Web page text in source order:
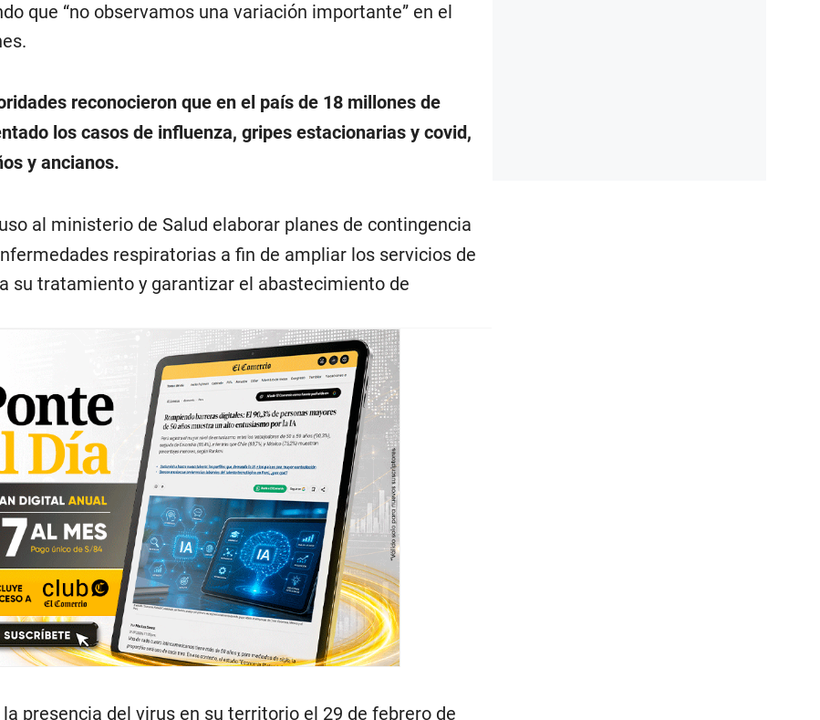
que “no observamos una variación importante” en el
reconocieron que en el país de 18 millones de
los casos de influenza, gripes estacionarias y covid,
y ancianos.
al ministerio de Salud elaborar planes de contingencia
respiratorias a fin de ampliar los servicios de
su tratamiento y garantizar el abastecimiento de
presencia del virus en su territorio el 29 de febrero de